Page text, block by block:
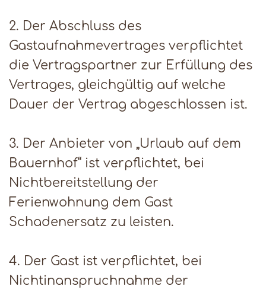
2. Der Abschluss des
Gastaufnahmevertrages verpflichtet
die Vertragspartner zur Erfüllung des
Vertrages, gleichgültig auf welche
Dauer der Vertrag abgeschlossen ist.
3. Der Anbieter von „Urlaub auf dem
Bauernhof“ ist verpflichtet, bei
Nichtbereitstellung der
Ferienwohnung dem Gast
Schadenersatz zu leisten.
4. Der Gast ist verpflichtet, bei
Nichtinanspruchnahme der